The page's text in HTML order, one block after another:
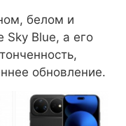
белом и
Sky Blue, а его
обновление.